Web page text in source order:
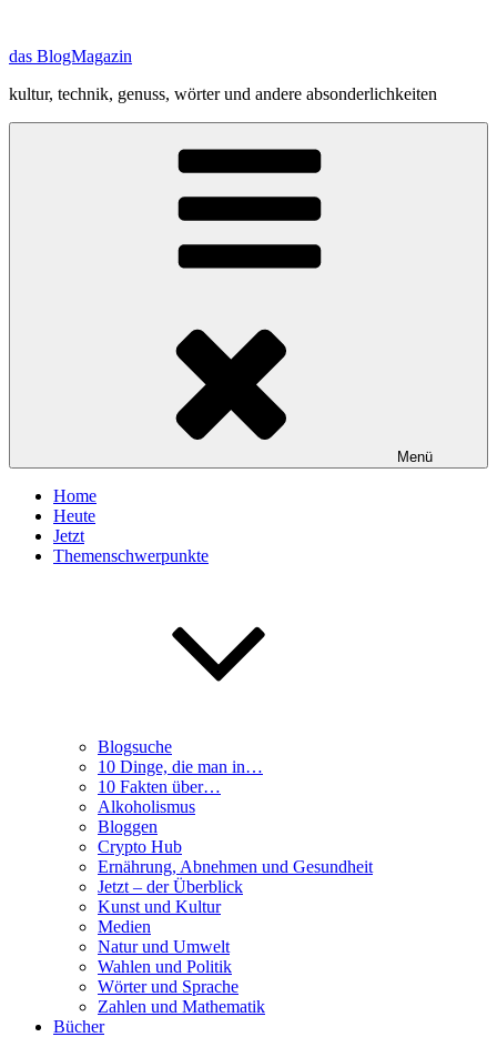
springen
das BlogMagazin
kultur, technik, genuss, wörter und andere absonderlichkeiten
Menü
Home
Heute
Jetzt
Themenschwerpunkte
Blogsuche
10 Dinge, die man in…
10 Fakten über…
Alkoholismus
Bloggen
Crypto Hub
Ernährung, Abnehmen und Gesundheit
Jetzt – der Überblick
Kunst und Kultur
Medien
Natur und Umwelt
Wahlen und Politik
Wörter und Sprache
Zahlen und Mathematik
Bücher